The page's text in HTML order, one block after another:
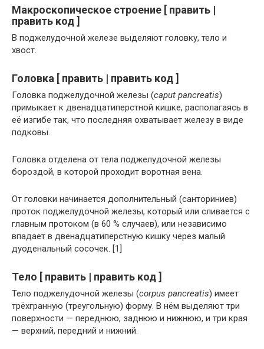
Макроскопическое строение [ править |
править код ]
В поджелудочной железе выделяют головку, тело и
хвост.
Головка [ править | править код ]
Головка поджелудочной железы (caput pancreatis)
примыкает к двенадцатиперстной кишке, располагаясь в
её изгибе так, что последняя охватывает железу в виде
подковы.
Головка отделена от тела поджелудочной железы
бороздой, в которой проходит воротная вена.
От головки начинается дополнительный (санториниев)
проток поджелудочной железы, который или сливается с
главным протоком (в 60 % случаев), или независимо
впадает в двенадцатиперстную кишку через малый
дуоденальный сосочек. [1]
Тело [ править | править код ]
Тело поджелудочной железы (corpus pancreatis) имеет
трёхгранную (треугольную) форму. В нём выделяют три
поверхности — переднюю, заднюю и нижнюю, и три края
— верхний, передний и нижний.